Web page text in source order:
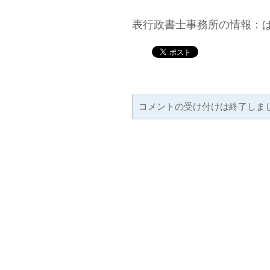
表行政書士事務所の情報：
コメントの受け付けは終了しま